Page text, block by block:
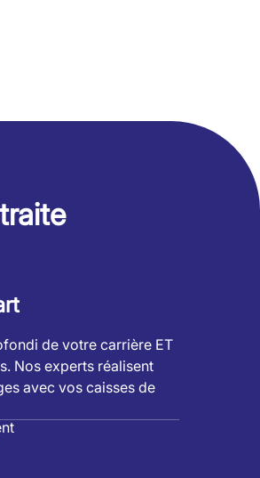
de votre carrière ET
Nos experts réalisent
avec vos caisses de